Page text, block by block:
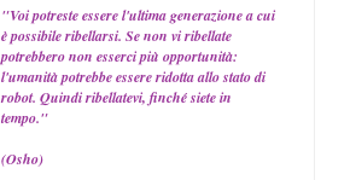
"Voi potreste essere l'ultima generazione a cui
è possibile ribellarsi. Se non vi ribellate
potrebbero non esserci più opportunità:
l'umanità potrebbe essere ridotta allo stato di
robot. Quindi ribellatevi, finché siete in
tempo."
(Osho)